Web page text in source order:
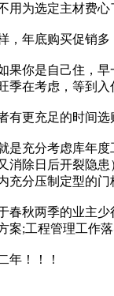
用为选定主材费心
年底购买促销多
果你是自己住，
在考虑，等到入
有更充足的时间
是充分考虑库年
消除日后开裂隐
充分压制定型的
春秋两季的业主
案;工程管理工作
年！！！